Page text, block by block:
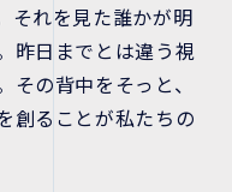
それを見た誰かが明
昨日までとは違う視
の背中をそっと、
創ることが私たちの